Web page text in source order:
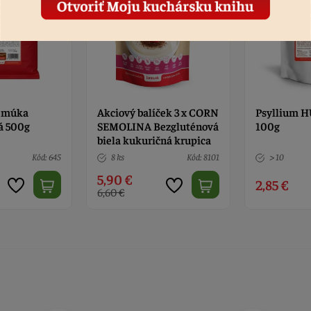
3 x CORN
Kód: 8101
Psyllium HUSK - ŠUPKY
100g
> 10 Kód: 7205
2,85 €
> 10
2,99 €